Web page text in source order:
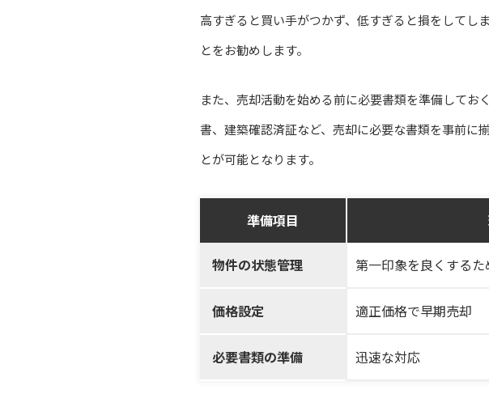
高すぎると買い手がつかず、低すぎると損をしてし
とをお勧めします。
また、売却活動を始める前に必要書類を準備して
書、建築確認済証など、売却に必要な書類を事前に
とが可能となります。
準備項目
物件の状態管理 第一印象を良くするた
価格設定 適正価格で早期売却
必要書類の準備 迅速な対応